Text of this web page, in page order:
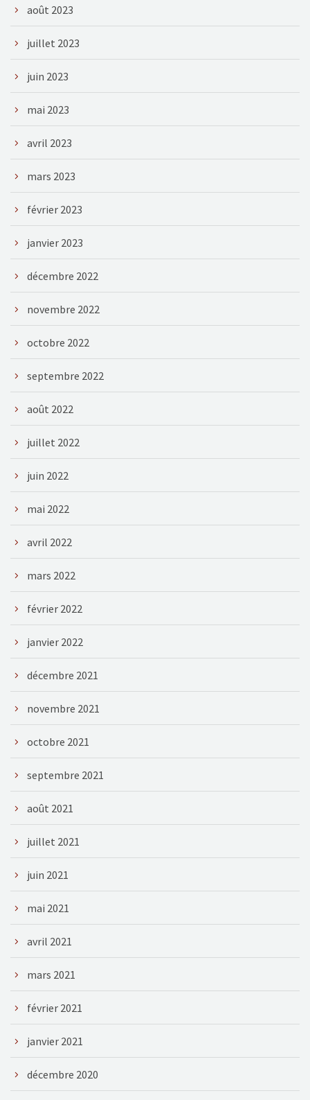
août 2023
juillet 2023
juin 2023
mai 2023
avril 2023
mars 2023
février 2023
janvier 2023
décembre 2022
novembre 2022
octobre 2022
septembre 2022
août 2022
juillet 2022
juin 2022
mai 2022
avril 2022
mars 2022
février 2022
janvier 2022
décembre 2021
novembre 2021
octobre 2021
septembre 2021
août 2021
juillet 2021
juin 2021
mai 2021
avril 2021
mars 2021
février 2021
janvier 2021
décembre 2020